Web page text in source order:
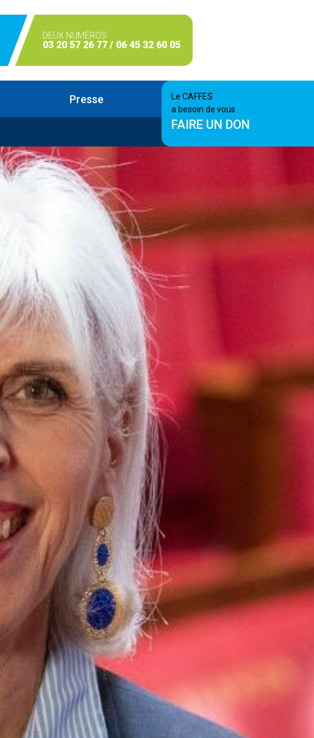
DEUX NUMÉROS
03 20 57 26 77 / 06 45 32 60 05
Presse
Le CAFFES
a besoin de vous
FAIRE UN DON